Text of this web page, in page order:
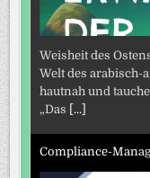
Weisheit des
Welt des arabisch-
hautnah und
„Das [...]
Compliance-